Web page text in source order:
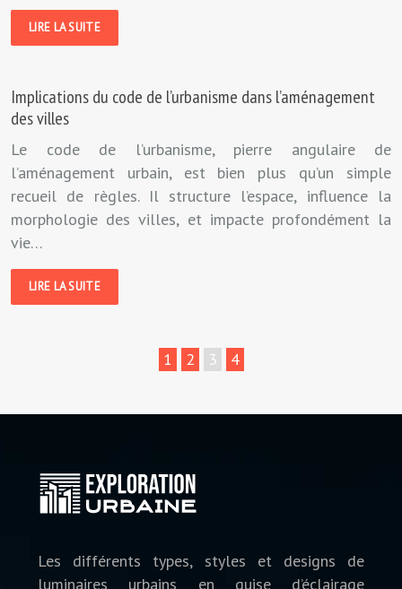
LIRE LA SUITE
Implications du code de l’urbanisme dans l’aménagement
des villes
Le code de l’urbanisme, pierre angulaire de
l’aménagement urbain, est bien plus qu’un simple
recueil de règles. Il structure l’espace, influence la
morphologie des villes, et impacte profondément la
vie…
LIRE LA SUITE
1 2 3 4
Les différents types, styles et designs de
luminaires urbains en guise d’éclairage